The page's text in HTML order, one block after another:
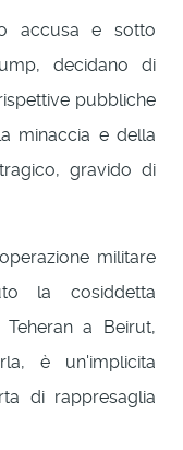
accusa e sotto
decidano di
pubbliche
minaccia e della
gravido di
militare
la cosiddetta
a Beirut,
è un'implicita
di rappresaglia